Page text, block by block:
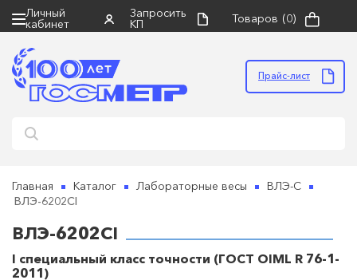
Личный
кабинет
Запросить
КП
Товаров (0)
Прайс-лист
Главная Каталог Лабораторные весы ВЛЭ-С
ВЛЭ-6202CI
ВЛЭ-6202CI
I специальный класс точности (ГОСТ OIML R 76-1-
2011)
×
НАЙТИ
в ремонт
×
• оборудование должно быть чистым, в
транспортировки, в полной комплектации с
руководством по эксплуатации
сопроводительное письмо и акт неисправности
(скачать бланк для заполнения можно ниже)
7816517580)
• отправка: ТК "Деловые линии" до терминала
перевозчика в г. Санкт-Петербург (пр. Стачек, д.
Запросить коммерческое
предложение
×
Прикрепить файл